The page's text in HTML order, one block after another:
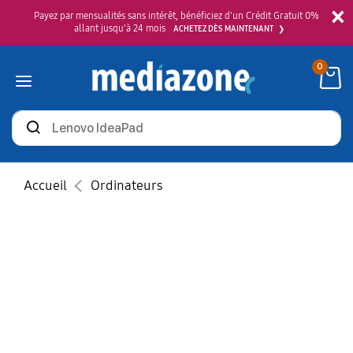
×
Payez par mensualités sans intérêt, bénéficiez d'un Crédit Gratuit 0%
allant jusqu'à 24 mois
ACHETEZ DÈS MAINTENANT
Rechercher
des
produits
0
Accueil Ordinateurs